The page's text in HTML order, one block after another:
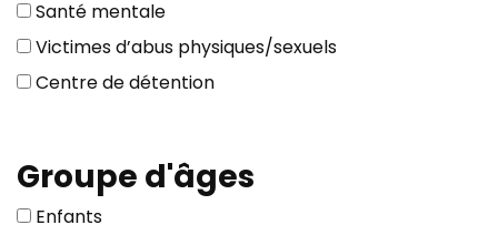
Santé mentale
Victimes d’abus physiques/sexuels
Centre de détention
Groupe d'âges
Enfants